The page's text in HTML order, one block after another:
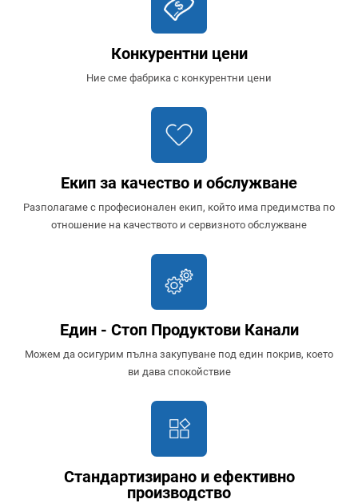
Конкурентни цени
Ние сме фабрика с конкурентни цени
Екип за качество и обслужване
Разполагаме с професионален екип, който има предимства по
отношение на качеството и сервизното обслужване
Един - Стоп Продуктови Канали
Можем да осигурим пълна закупуване под един покрив, което
ви дава спокойствие
Стандартизирано и ефективно
производство